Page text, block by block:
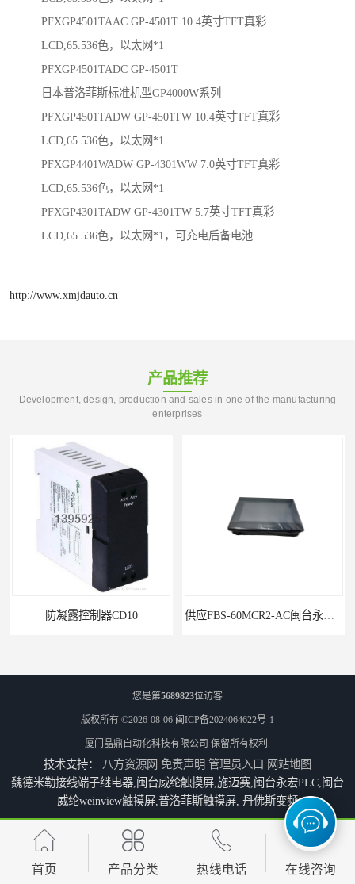
PFXGP4501TAAC GP-4501T 10.4英寸TFT真彩
LCD,65.536色，以太网*1
PFXGP4501TADC GP-4501T
日本普洛菲斯标准机型GP4000W系列
PFXGP4501TADW GP-4501TW 10.4英寸TFT真彩
LCD,65.536色，以太网*1
PFXGP4401WADW GP-4301WW 7.0英寸TFT真彩
LCD,65.536色，以太网*1
PFXGP4301TADW GP-4301TW 5.7英寸TFT真彩
LCD,65.536色，以太网*1，可充电后备电池
http://www.xmjdauto.cn
产品推荐
Development, design, production and sales in one of the manufacturing
enterprises
防凝露控制器CD10 供应FBS-60MCR2-AC闽台永宏FATEKPLC
P5043S闽台永宏FATEK触摸屏华南区总代理
您是第5689823位访客
版权所有 ©2026-08-06 闽ICP备2024064622号-1
厦门晶鼎自动化科技有限公司 保留所有权利.
技术支持： 八方资源网 免责声明 管理员入口 网站地图
魏德米勒接线端子继电器,闽台威纶触摸屏,施迈赛,闽台永宏PLC,闽台
威纶weinview触摸屏,普洛菲斯触摸屏, 丹佛斯变频
首页 产品分类 热线电话 在线咨询